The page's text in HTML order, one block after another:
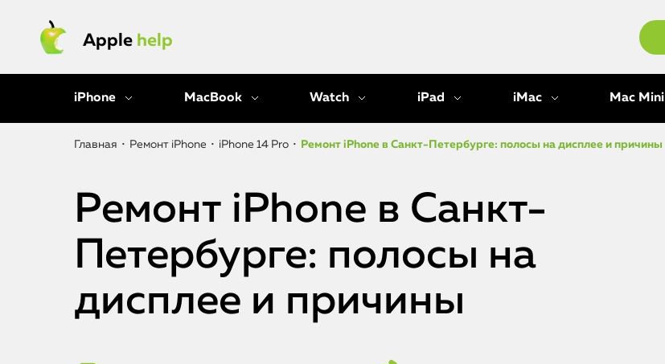
Apple help
iPhone MacBook Watch iPad iMac Mac Mini
Главная • Ремонт iPhone • iPhone 14 Pro • Ремонт iPhone в Санкт-Петербурге: полосы на дисплее и причины
Ремонт iPhone в Санкт-
Петербурге: полосы на
дисплее и причины